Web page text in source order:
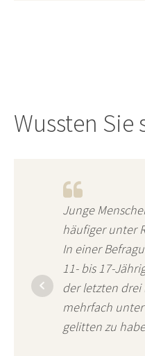
Wussten Sie
Junge
häufiger unter
In einer
11- bis 17-
der letzten
mehrfach
gelitten zu